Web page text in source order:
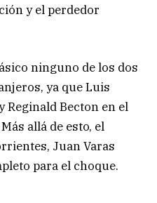
y el perdedor
ninguno de los dos
ya que Luis
Reginald Becton en el
allá de esto, el
Juan Varas
para el choque.